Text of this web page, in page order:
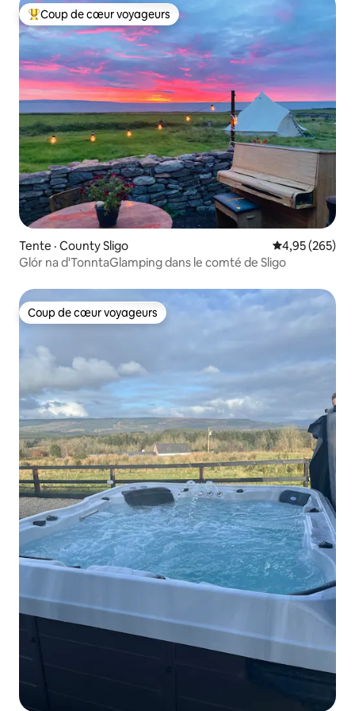
Coup de cœur voyageurs parmi les plus aimés
Coup de cœur voyageurs
Tente · County Sligo Note
4,95 (265)
Glór na d'TonntaGlamping dans le comté de Sligo
Coup de cœur voyageurs
Coup de cœur voyageurs